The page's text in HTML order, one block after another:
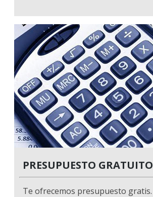
PRESUPUESTO GRATUITO
Te ofrecemos presupuesto gratis.